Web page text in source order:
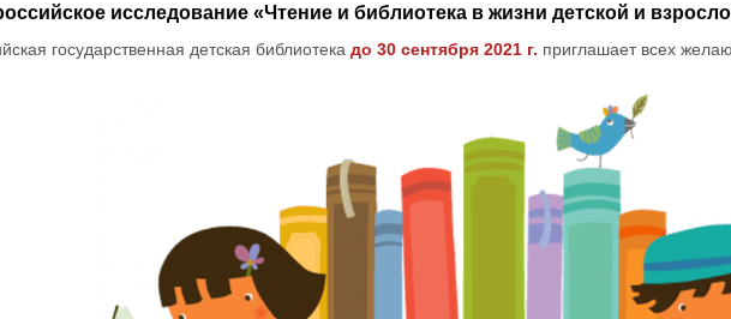
исследование «Чтение и библиотека в жизни детской и
государственная детская библиотека до 30 сентября 2021 г. приглашает всех